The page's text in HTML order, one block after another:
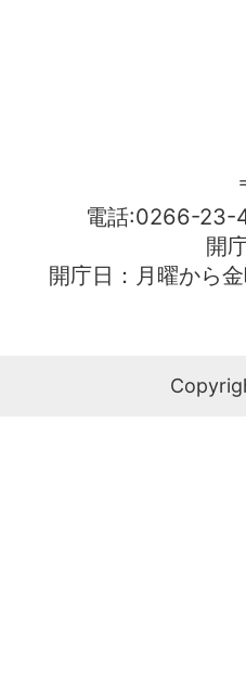
電話:0266-23-
開
開庁日：月曜から